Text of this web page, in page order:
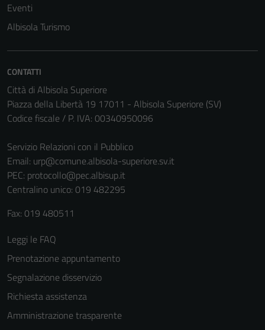
Eventi
Albisola Turismo
CONTATTI
Città di Albisola Superiore
Piazza della Libertà 19 17011 - Albisola Superiore (SV)
Codice fiscale / P. IVA: 00340950096
Servizio Relazioni con il Pubblico
Email: urp@comune.albisola-superiore.sv.it
PEC: protocollo@pec.albisup.it
Centralino unico: 019 482295
Fax: 019 480511
Leggi le FAQ
Prenotazione appuntamento
Segnalazione disservizio
Richiesta assistenza
Amministrazione trasparente
per il
funzionamento
essere